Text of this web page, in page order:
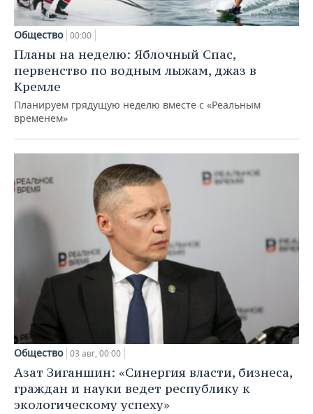
Общество 00:00
Планы на неделю: Яблочный Спас,
первенство по водным лыжам, джаз в
Кремле
Планируем грядущую неделю вместе с «Реальным
временем»
Общество 03 авг, 00:00
Азат Зиганшин: «Синергия власти, бизнеса,
граждан и науки ведет республику к
экологическому успеху»